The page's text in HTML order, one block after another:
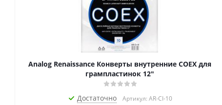
Analog Renaissance Конверты внутренние COEX для
грампластинок 12"
Достаточно Артикул: AR-CI-10